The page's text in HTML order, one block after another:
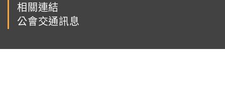
相關連結
公會交通訊息